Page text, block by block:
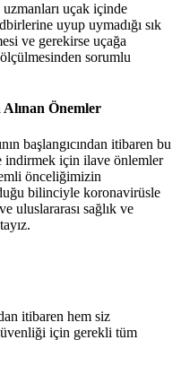
uçak içinde
uyup uymadığı sık
ve gerekirse uçağa
sorumlu
Önemler
başlangıcından itibaren bu
indirmek için ilave önlemler
önceliğimizin
bilinciyle koronavirüsle
uluslararası sağlık ve
itibaren hem siz
için gerekli tüm